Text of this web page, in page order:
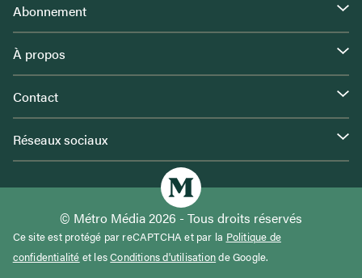
Abonnement
À propos
Contact
Réseaux sociaux
© Métro Média 2026 - Tous droits réservés
Ce site est protégé par reCAPTCHA et par la Politique de
confidentialité et lesConditions d'utilisationde Google.